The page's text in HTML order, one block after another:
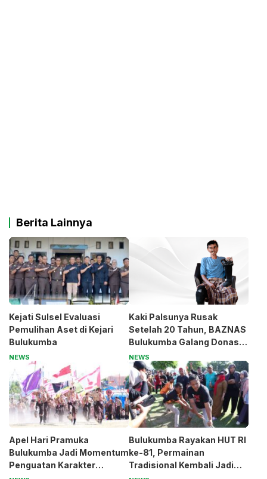
Berita Lainnya
Kejati Sulsel Evaluasi
Pemulihan Aset di Kejari
Bulukumba
NEWS
Kaki Palsunya Rusak
Setelah 20 Tahun, BAZNAS
Bulukumba Galang Donasi
untuk Pak Pardi
NEWS
Apel Hari Pramuka
Bulukumba Jadi Momentum
Penguatan Karakter
Bulukumba Rayakan HUT RI
ke-81, Permainan
Tradisional Kembali Jadi